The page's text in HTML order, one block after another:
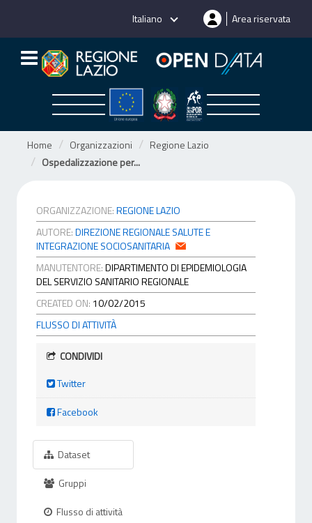
Italiano Area riservata
Home Organizzazioni
Regione Lazio
Ospedalizzazione per...
ORGANIZZAZIONE:REGIONE LAZIO
AUTORE:DIREZIONE REGIONALE SALUTE E
INTEGRAZIONE SOCIOSANITARIA
MANUTENTORE:DIPARTIMENTO DI EPIDEMIOLOGIA
DEL SERVIZIO SANITARIO REGIONALE
CREATED ON: 10/02/2015
FLUSSO DI ATTIVITÀ
CONDIVIDI
Twitter
Facebook
Dataset
Gruppi
Flusso di attività